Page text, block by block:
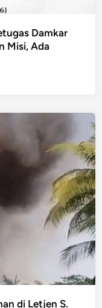
Damkar
Misi, Ada
di Letjen S.